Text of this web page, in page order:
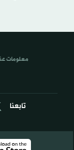
تابعنا
معلومات